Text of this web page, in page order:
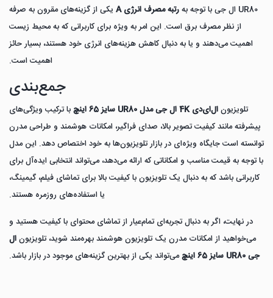
UR80 ال جی با توجه به
رتبه مصرف انرژی A
یکی از گزینه‌های مقرون به صرفه
از نظر مصرف برق است. این امر به ویژه برای کاربرانی که به محیط زیست
اهمیت می‌دهند و یا به دنبال کاهش هزینه‌های انرژی خود هستند، بسیار حائز
اهمیت است.
جمع‌بندی
تلویزیونال‌ای‌دی 4K ال جی مدل UR80 سایز 65 اینچ
با ترکیب ویژگی‌های
پیشرفته مانند کیفیت تصویر بالا، صدای فراگیر، امکانات هوشمند و طراحی مدرن
توانسته است جایگاه ویژه‌ای در بازار تلویزیون‌ها به خود اختصاص دهد. این مدل
با توجه به قیمت مناسب و امکاناتی که ارائه می‌دهد، می‌تواند انتخابی ایده‌آل برای
کاربرانی باشد که به دنبال یک تلویزیون با کیفیت بالا برای تماشای فیلم، گیمینگ،
یا استفاده‌های روزمره هستند.
در نهایت، اگر به دنبال تجربه‌ای تمام‌عیار از تماشای محتوای با کیفیت هستید و
می‌خواهید از امکانات مدرن یک تلویزیون هوشمند بهره‌مند شوید، تلویزیونال
جی UR80 سایز 65 اینچ
می‌تواند یکی از بهترین گزینه‌های موجود در بازار باشد.